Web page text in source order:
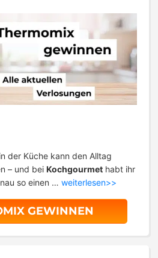
in der Küche kann den Alltag
– und bei Kochgourmet habt ihr
so einen … weiterlesen>>
GEWINNEN